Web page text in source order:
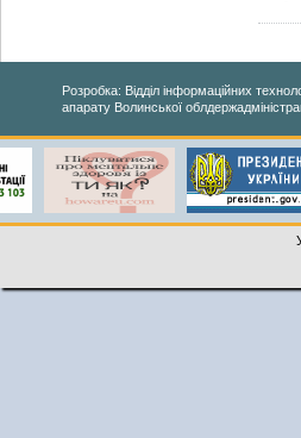
Розробка: Відділ інформаційних
апарату Волинської